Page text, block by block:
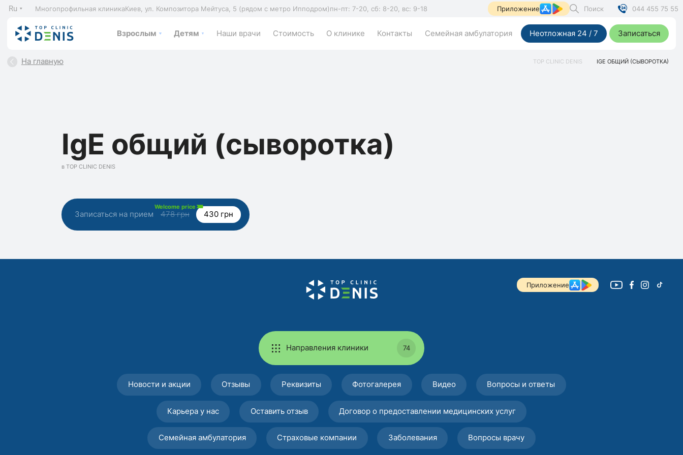
Ru Многопрофильная клиникаКиев, ул. Композитора Мейтуса, 5 (рядом с метро Ипподром)пн-пт: 7-20, сб: 8-20, вс: 9-18 Приложение Поиск 044 455 75 55
Взрослым Детям Наши врачи Стоимость О клинике Контакты Семейная амбулатория Неотложная 24 / 7 Записаться
На главную TOP CLINIC DENIS IGЕ ОБЩИЙ (СЫВОРОТКА)
IgЕ общий (сыворотка)
в TOP CLINIC DENIS
Записаться на прием
Welcome price
478 грн 430 грн
Приложение
Направления клиники 74
Новости и акции Отзывы Реквизиты Фотогалерея Видео Вопросы и ответы
Карьера у нас Оставить отзыв Договор о предоставлении медицинских услуг
Семейная амбулатория Страховые компании Заболевания Вопросы врачу